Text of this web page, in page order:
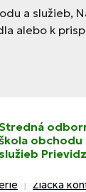
a služieb,
alebo k
obchodu
Žiacka